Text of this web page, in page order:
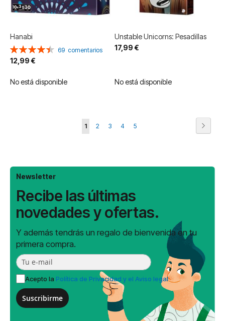
Hanabi
Valoración:
90%
69 comentarios
12,99 €
No está disponible
Unstable Unicorns: Pesadillas
17,99 €
No está disponible
Página
Actualmente
1 Página
2 Página
3 Página
4 Página
5
Newsletter
Recibe las últimas
novedades y ofertas.
Y además tendrás un regalo de bienvenida en tu
primera compra.
Acepto la Política de Privacidad y el Aviso legal
Suscribirme